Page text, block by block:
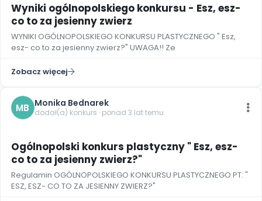
Wyniki ogólnopolskiego konkursu - Esz, esz-
co to za jesienny zwierz
WYNIKI OGÓLNOPOLSKIEGO KONKURSU PLASTYCZNEGO " Esz,
esz- co to za jesienny zwierz?" UWAGA!! Ze
Zobacz więcej
MB Monika Bednarek
dodał(a) konkurs · ponad 3 lat temu
Ogólnopolski konkurs plastyczny " Esz, esz-
co to za jesienny zwierz?"
Regulamin OGÓLNOPOLSKIEGO KONKURSU PLASTYCZNEGO PT: "
ESZ, ESZ- CO TO ZA JESIENNY ZWIERZ?"